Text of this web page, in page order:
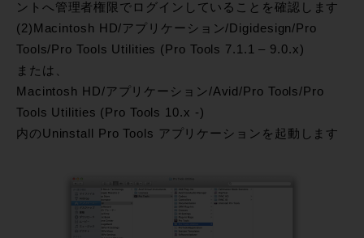
ントへ管理者権限でログインしていることを確認します
(2)Macintosh HD/アプリケーション/Digidesign/Pro
Tools/Pro Tools Utilities (Pro Tools 7.1.1 – 9.0.x)
または、
Macintosh HD/アプリケーション/Avid/Pro Tools/Pro
Tools Utilities (Pro Tools 10.x -)
内のUninstall Pro Tools アプリケーションを起動します